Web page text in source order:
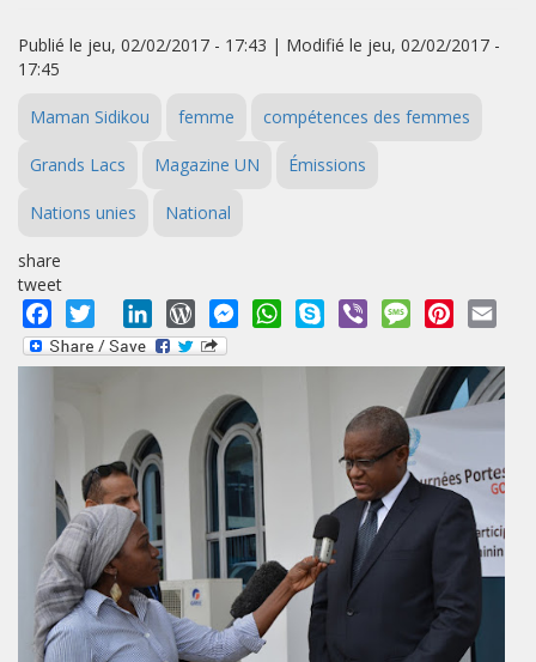
Publié le jeu, 02/02/2017 - 17:43 | Modifié le jeu, 02/02/2017 -
17:45
Maman Sidikou femme compétences des femmes
Grands Lacs Magazine UN Émissions
Nations unies National
share
tweet
Facebook
Twitter LinkedInWordPressMessengerWhatsApp
Skype Viber MessagePinterest